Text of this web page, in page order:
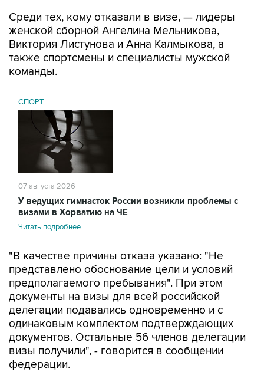
Среди тех, кому отказали в визе, — лидеры
женской сборной Ангелина Мельникова,
Виктория Листунова и Анна Калмыкова, а
также спортсмены и специалисты мужской
команды.
СПОРТ
07 августа 2026
У ведущих гимнасток России возникли проблемы с
визами в Хорватию на ЧЕ
Читать подробнее
"В качестве причины отказа указано: "Не
представлено обоснование цели и условий
предполагаемого пребывания". При этом
документы на визы для всей российской
делегации подавались одновременно и с
одинаковым комплектом подтверждающих
документов. Остальные 56 членов делегации
визы получили", - говорится в сообщении
федерации.